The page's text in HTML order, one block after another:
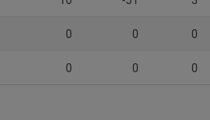
0 0 0
0 0 0